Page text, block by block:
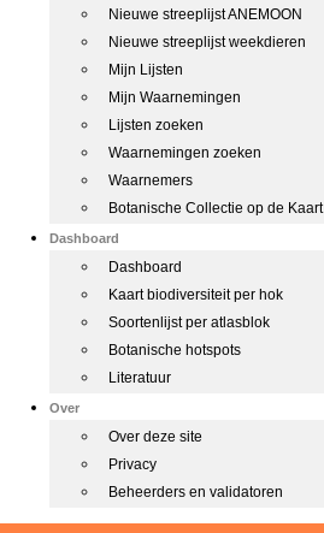
Nieuwe streeplijst ANEMOON
Nieuwe streeplijst weekdieren
Mijn Lijsten
Mijn Waarnemingen
Lijsten zoeken
Waarnemingen zoeken
Waarnemers
Botanische Collectie op de Kaart
Dashboard
Dashboard
Kaart biodiversiteit per hok
Soortenlijst per atlasblok
Botanische hotspots
Literatuur
Over
Over deze site
Privacy
Beheerders en validatoren